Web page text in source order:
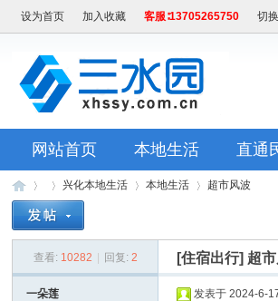
设为首页 加入收藏 客服∶13705265750 切
网站首页 本地生活 直通
›
兴化本地生活
›
本地生活
›
超市风波
查看: 10282 回复: 2 [住宿出行] 超
一朵莲 发表于 2024-6-